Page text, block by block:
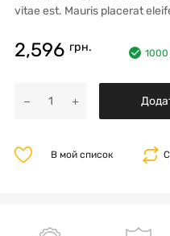
vitae est. Mauris placerat
2,596 грн. 1000
В мой список